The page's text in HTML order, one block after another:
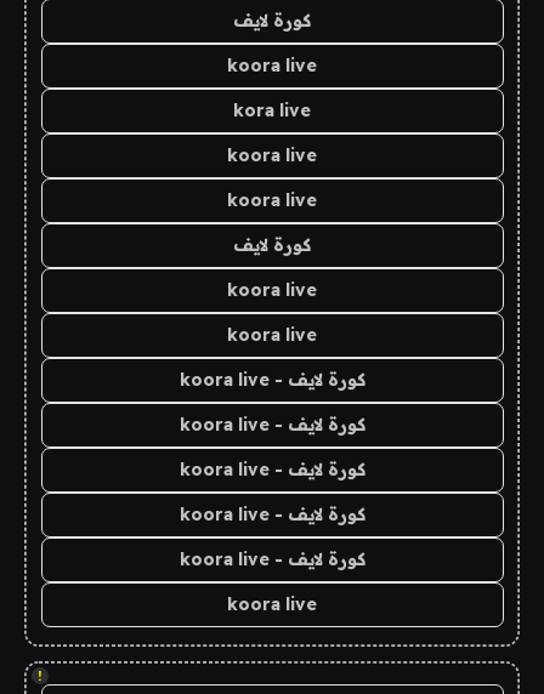
كورة لايف
koora live
kora live
koora live
koora live
كورة لايف
koora live
koora live
كورة لايف - koora live
كورة لايف - koora live
كورة لايف - koora live
كورة لايف - koora live
كورة لايف - koora live
koora live
!